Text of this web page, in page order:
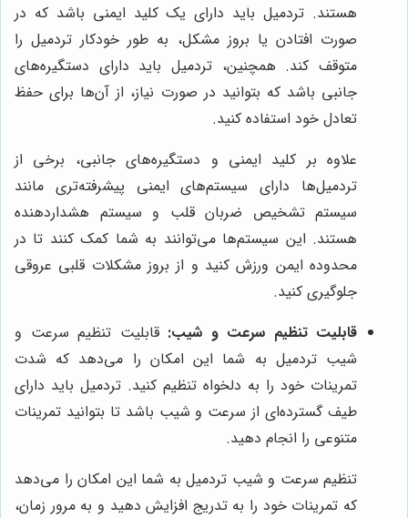
هستند. تردمیل باید دارای یک کلید ایمنی باشد که در
صورت افتادن یا بروز مشکل، به طور خودکار تردمیل را
متوقف کند. همچنین، تردمیل باید دارای دستگیره‌های
جانبی باشد که بتوانید در صورت نیاز، از آن‌ها برای حفظ
تعادل خود استفاده کنید.
علاوه بر کلید ایمنی و دستگیره‌های جانبی، برخی از
تردمیل‌ها دارای سیستم‌های ایمنی پیشرفته‌تری مانند
سیستم تشخیص ضربان قلب و سیستم هشداردهنده
هستند. این سیستم‌ها می‌توانند به شما کمک کنند تا در
محدوده ایمن ورزش کنید و از بروز مشکلات قلبی عروقی
جلوگیری کنید.
قابلیت تنظیم سرعت و شیب: قابلیت تنظیم سرعت و
شیب تردمیل به شما این امکان را می‌دهد که شدت
تمرینات خود را به دلخواه تنظیم کنید. تردمیل باید دارای
طیف گسترده‌ای از سرعت و شیب باشد تا بتوانید تمرینات
متنوعی را انجام دهید.
تنظیم سرعت و شیب تردمیل به شما این امکان را می‌دهد
که تمرینات خود را به تدریج افزایش دهید و به مرور زمان،